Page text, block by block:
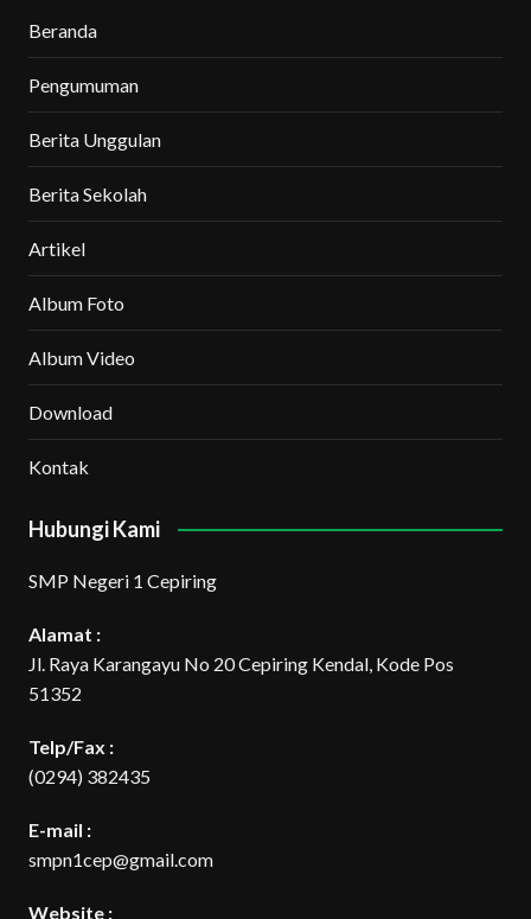
Beranda
Pengumuman
Berita Unggulan
Berita Sekolah
Artikel
Album Foto
Album Video
Download
Kontak
Hubungi Kami
SMP Negeri 1 Cepiring
Alamat :
Jl. Raya Karangayu No 20 Cepiring Kendal, Kode Pos
51352
Telp/Fax :
(0294) 382435
E-mail :
smpn1cep@gmail.com
Website :